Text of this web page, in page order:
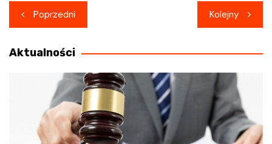
Nawigacja
wpisu
Poprzedni Kolejny
Aktualności